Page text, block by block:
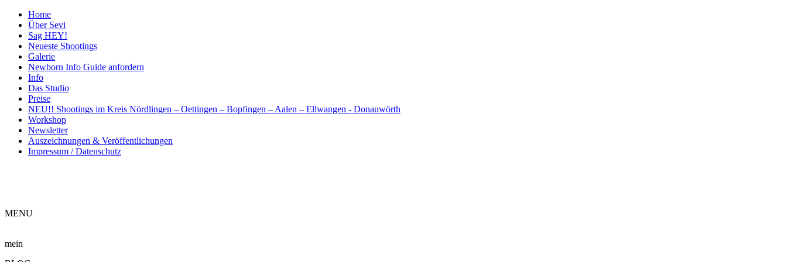
Home
Über Sevi
Sag HEY!
Neueste Shootings
Galerie
Newborn Info Guide anfordern
Info
Das Studio
Preise
NEU!! Shootings im Kreis Nördlingen – Oettingen – Bopfingen – Aalen – Ellwangen - Donauwörth
Workshop
Newsletter
Auszeichnungen & Veröffentlichungen
Impressum / Datenschutz
MENU
mein